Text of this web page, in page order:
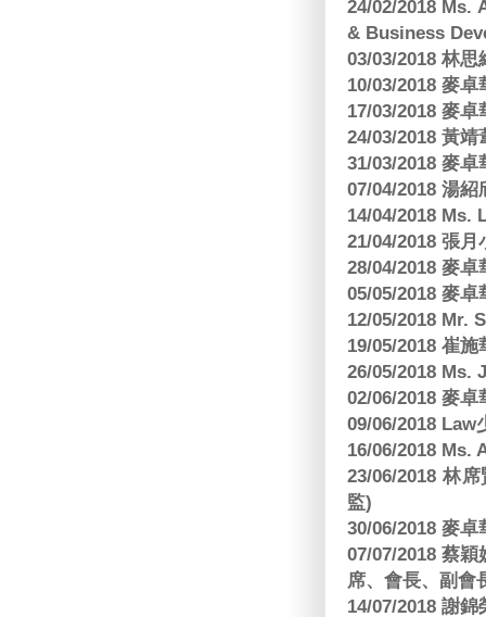
24/02/2018 Ms.
& Business
03/03/2018 林
10/03/2018 麥
17/03/2018 麥
24/03/2018 黃
31/03/2018 麥
07/04/2018 湯
14/04/2018
21/04/2018 張
28/04/2018 麥
05/05/2018 麥
12/05/2018 Mr.
19/05/2018 崔
26/05/2018 Ms.
02/06/2018 麥
09/06/2018 Law
16/06/2018 Ms.
23/06/2018 林
監)
30/06/2018 麥
07/07/2018 蔡
席、會長、副會
14/07/2018 謝